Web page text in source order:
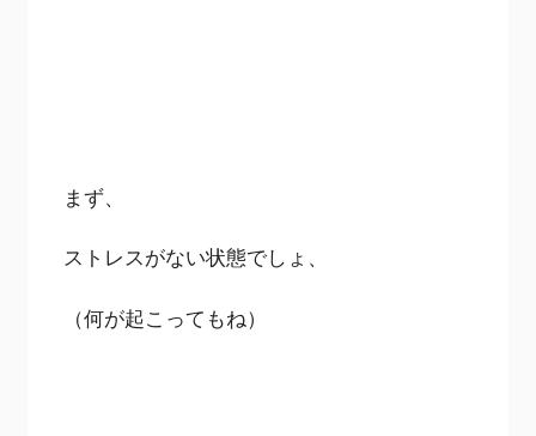
まず、
ストレスがない状態でしょ、
（何が起こってもね）